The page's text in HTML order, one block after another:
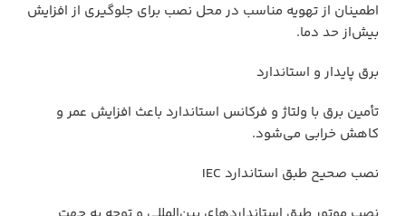
اطمینان از تهویه مناسب در محل نصب برای جلوگیری از افزایش
بیش‌از حد دما.
برق پایدار و استاندارد
تأمین برق با ولتاژ و فرکانس استاندارد باعث افزایش عمر و
کاهش خرابی می‌شود.
نصب صحیح طبق استاندارد IEC